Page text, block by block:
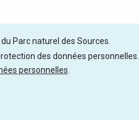
Parc naturel des Sources.
des données personnelles.
personnelles.